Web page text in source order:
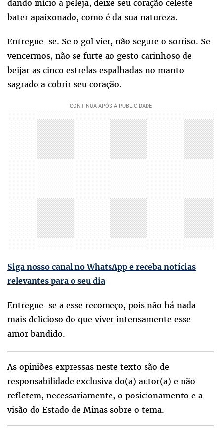
dando início à peleja, deixe seu coração celeste
bater apaixonado, como é da sua natureza.
Entregue-se. Se o gol vier, não segure o sorriso. Se
vencermos, não se furte ao gesto carinhoso de
beijar as cinco estrelas espalhadas no manto
sagrado a cobrir seu coração.
Siga nosso canal no WhatsApp e receba notícias
relevantes para o seu dia
Entregue-se a esse recomeço, pois não há nada
mais delicioso do que viver intensamente esse
amor bandido.
As opiniões expressas neste texto são de
responsabilidade exclusiva do(a) autor(a) e não
refletem, necessariamente, o posicionamento e a
visão do Estado de Minas sobre o tema.